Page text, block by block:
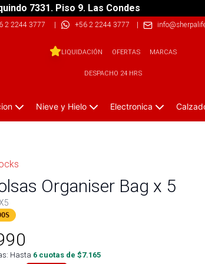
7331. Piso 9. Las Condes
2 2244 3777 | +56 2 2244 3777 |
LIQUIDACIÓN OFERTAS MARCAS
DESPACHO 24 HRS
Nieve y Hielo Electronica
Organiser Bag x 5
Hasta 6 cuotas de $7.165